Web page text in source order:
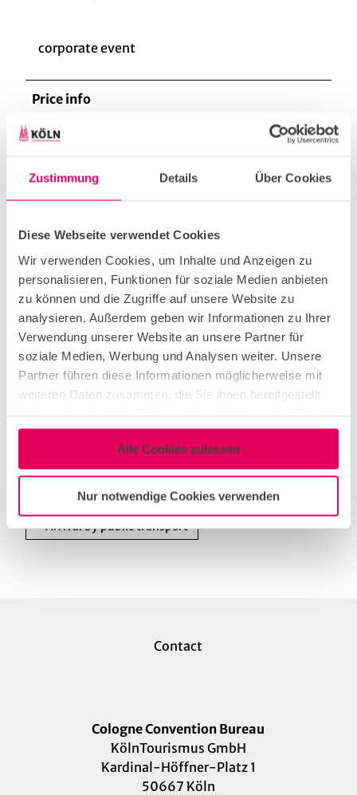
Zustimmung Details Über Cookies
Diese Webseite verwendet Cookies
Wir verwenden Cookies, um Inhalte und Anzeigen zu
personalisieren, Funktionen für soziale Medien anbieten
zu können und die Zugriffe auf unsere Website zu
analysieren. Außerdem geben wir Informationen zu Ihrer
Verwendung unserer Website an unsere Partner für
soziale Medien, Werbung und Analysen weiter. Unsere
Partner führen diese Informationen möglicherweise mit
weiteren Daten zusammen, die Sie ihnen bereitgestellt
gesammelt haben.
Alle Cookies zulassen
Nur notwendige Cookies verwenden
corporate event
Price info
280,00 € per group. A group consists of a
maximum of 20 people.
Duration
Contact person
Ms. Jana Culemann
Contact
Cologne Convention Bureau
Kardinal-Höffner-Platz 1
50667 Köln
convention@koelntourismus.de
Website
Arrival by car
Arrival by public transport
Contact
Cologne Convention Bureau
KölnTourismus GmbH
Kardinal-Höffner-Platz 1
50667 Köln